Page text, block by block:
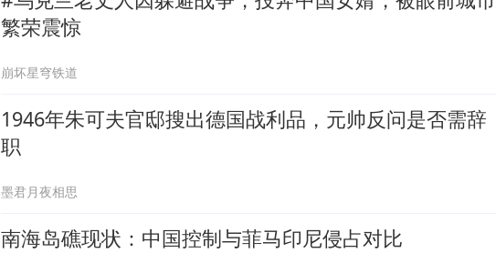
繁荣震惊
崩坏星穹铁道
1946年朱可夫官邸搜出德国战利品，元帅反问是否需辞
职
墨君月夜相思
南海岛礁现状：中国控制与菲马印尼侵占对比